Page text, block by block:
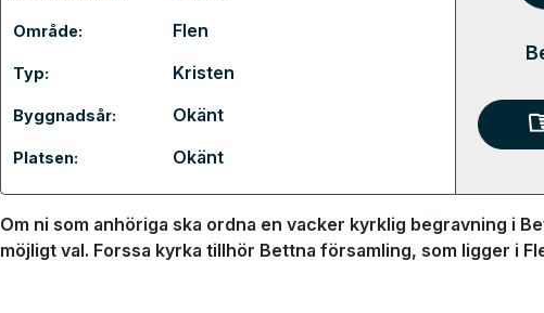
Område: Flen
Typ: Kristen
Byggnadsår: Okänt
Platsen: Okänt
Om ni som anhöriga ska ordna en vacker kyrklig begravning i
möjligt val. Forssa kyrka tillhör Bettna församling, som ligger i